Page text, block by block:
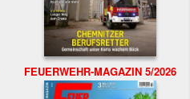
FEUERWEHR-MAGAZIN 5/2026